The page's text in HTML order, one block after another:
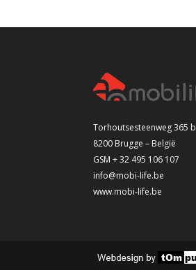
Torhoutsesteenweg 365 b
8200 Brugge – België
GSM + 32 495 106 107
info@mobi-life.be
www.mobi-life.be